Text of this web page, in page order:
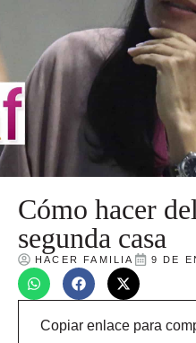
Cómo hacer
segunda casa
HACER FAMILIA 9 DE
Copiar enlace para